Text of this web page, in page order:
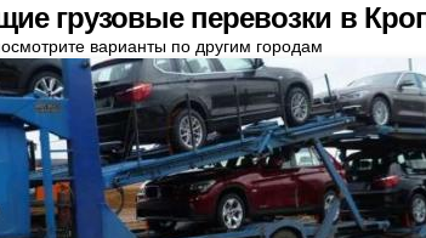
грузовые перевозки в
варианты по другим городам